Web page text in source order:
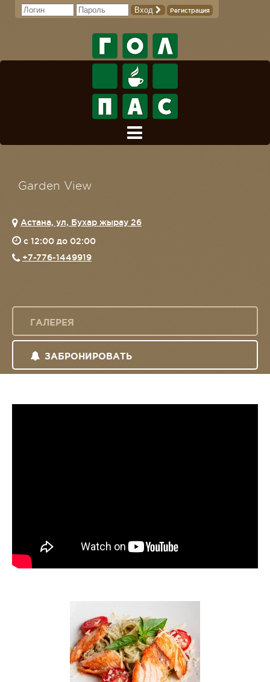
Вход Регистрация
Garden View
Астана, ​ул, Бухар жырау 26
c 12:00 до 02:00
+7-776-1449919
ГАЛЕРЕЯ
ЗАБРОНИРОВАТЬ